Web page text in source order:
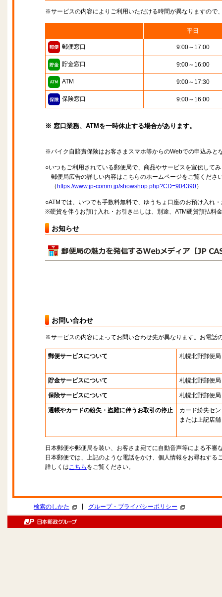
※サービスの内容によりご利用いただける時間が異なりますので
平日
郵便窓口 9:00～17:00
貯金窓口 9:00～16:00
ATM 9:00～17:30
保険窓口 9:00～16:00
※ 窓口業務、ATMを一時休止する場合があります。
※バイク自賠責保険はお客さまスマホ等からのWebでの申込みと
○いつもご利用されている郵便局で、商品やサービスを宣伝して
郵便局広告の詳しい内容はこちらのホームページをご覧くださ
（ https://www.jp-comm.jp/showshop.php?CD=904390）
○ATMでは、いつでも手数料無料で、ゆうちょ口座のお預け入れ
※硬貨を伴うお預け入れ・お引き出しは、別途、ATM硬貨預払料
お知らせ
お問い合わせ
※サービスの内容によってお問い合わせ先が異なります。お電話
郵便サービスについて 札幌北野郵便局
貯金サービスについて 札幌北野郵便局
保険サービスについて 札幌北野郵便局
通帳やカードの紛失・盗難に伴うお取引の停止
カード紛失セ
または上記店舗
日本郵便や郵便局を装い、お客さま宛てに自動音声等による不審
日本郵便では、上記のような電話をかけ、個人情報をお尋ねする
詳しくはこちら をご覧ください。
検索のしかた グループ・プライバシーポリシー